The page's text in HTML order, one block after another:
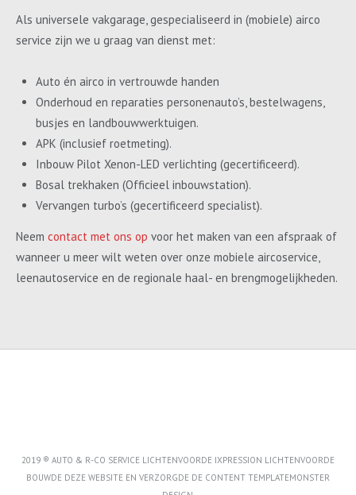
Als universele vakgarage, gespecialiseerd in (mobiele) airco
service zijn we u graag van dienst met:
Auto én airco in vertrouwde handen
Onderhoud en reparaties personenauto’s, bestelwagens,
busjes en landbouwwerktuigen.
APK (inclusief roetmeting).
Inbouw Pilot Xenon-LED verlichting (gecertificeerd).
Bosal trekhaken (Officieel inbouwstation).
Vervangen turbo’s (gecertificeerd specialist).
Neem contact met ons op voor het maken van een afspraak of
wanneer u meer wilt weten over onze mobiele aircoservice,
leenautoservice en de regionale haal- en brengmogelijkheden.
2019 ® AUTO & R-CO SERVICE LICHTENVOORDE IXPRESSION LICHTENVOORDE
BOUWDE DEZE WEBSITE EN VERZORGDE DE CONTENT TEMPLATEMONSTER